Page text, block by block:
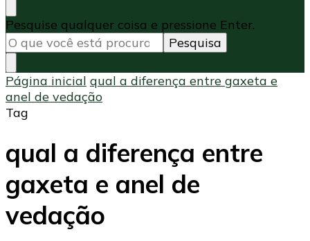
Procurando
algo?
Pesquise qualquer coisa e pressione Enter.
Página inicial qual a diferença entre gaxeta e
anel de vedação
Tag
qual a diferença entre
gaxeta e anel de
vedação